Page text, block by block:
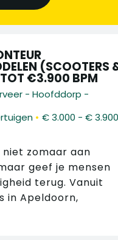
(SCOOTERS
TOT €3.900 BPM
- Hoofddorp -
• € 3.000 - € 3.900
zomaar aan
geef je mensen
terug. Vanuit
in Apeldoorn,